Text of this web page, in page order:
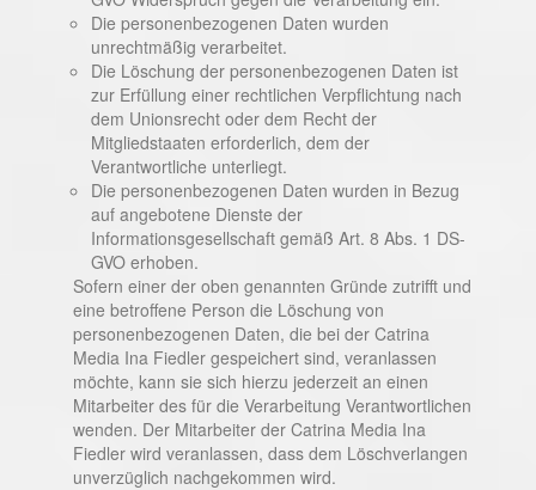
Die personenbezogenen Daten wurden
unrechtmäßig verarbeitet.
Die Löschung der personenbezogenen Daten ist
zur Erfüllung einer rechtlichen Verpflichtung nach
dem Unionsrecht oder dem Recht der
Mitgliedstaaten erforderlich, dem der
Verantwortliche unterliegt.
Die personenbezogenen Daten wurden in Bezug
auf angebotene Dienste der
Informationsgesellschaft gemäß Art. 8 Abs. 1 DS-
GVO erhoben.
Sofern einer der oben genannten Gründe zutrifft und
eine betroffene Person die Löschung von
personenbezogenen Daten, die bei der Catrina
Media Ina Fiedler gespeichert sind, veranlassen
möchte, kann sie sich hierzu jederzeit an einen
Mitarbeiter des für die Verarbeitung Verantwortlichen
wenden. Der Mitarbeiter der Catrina Media Ina
Fiedler wird veranlassen, dass dem Löschverlangen
unverzüglich nachgekommen wird.